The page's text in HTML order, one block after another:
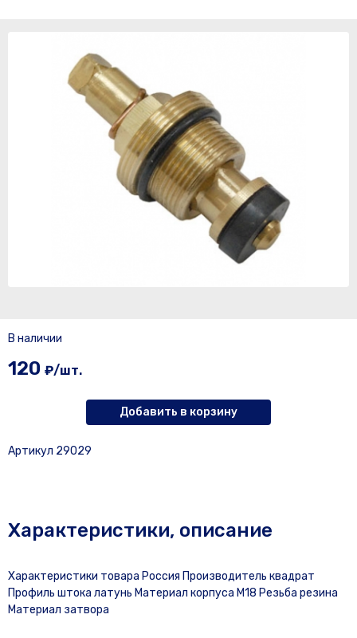
В наличии
120 ₽/шт.
Добавить в корзину
Артикул 29029
Характеристики, описание
Характеристики товара Россия Производитель квадрат
Профиль штока латунь Материал корпуса М18 Резьба резина
Материал затвора